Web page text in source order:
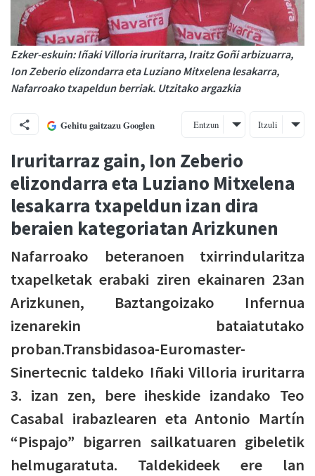
Ezker-eskuin: Iñaki Villoria iruritarra, Iraitz Goñi arbizuarra,
Ion Zeberio elizondarra eta Luziano Mitxelena lesakarra,
Nafarroako txapeldun berriak. Utzitako argazkia
Gehitu gaitzazu Googlen Entzun Itzuli
Iruritarraz gain, Ion Zeberio
elizondarra eta Luziano Mitxelena
lesakarra txapeldun izan dira
beraien kategoriatan Arizkunen
Nafarroako beteranoen txirrindularitza
txapelketak erabaki ziren ekainaren 23an
Arizkunen, Baztangoizako Infernua
izenarekin bataiatutako
proban.Transbidasoa-Euromaster-
Sinertecnic taldeko Iñaki Villoria iruritarra
3. izan zen, bere iheskide izandako Teo
Casabal irabazlearen eta Antonio Martín
“Pispajo” bigarren sailkatuaren gibeletik
helmugaratuta. Taldekideek ere lan